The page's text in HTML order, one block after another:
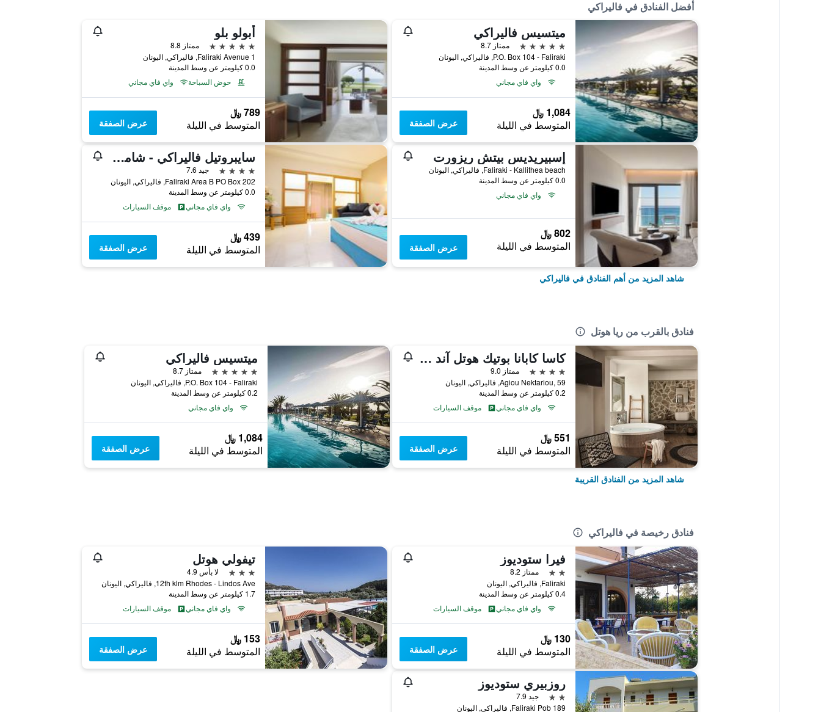
أفضل الفنادق في فاليراكي
ميتسيس فاليراكي
5 نجوم
ممتاز 8.7
P.O. Box 104 - Faliraki, فاليراكي, اليونان
0.0 كيلومتر عن وسط المدينة
واي فاي مجاني
1,084 ﷼
المتوسط في الليلة عرض الصفقة
أبولو بلو
5 نجوم
ممتاز 8.8
Faliraki Avenue 1, فاليراكي, اليونان
0.0 كيلومتر عن وسط المدينة
حوض السباحة
واي فاي مجاني
789 ﷼
المتوسط في الليلة عرض الصفقة
إسبيريديس بيتش ريزورت
Faliraki - Kallithea beach, فاليراكي, اليونان
0.0 كيلومتر عن وسط المدينة
واي فاي مجاني
802 ﷼
المتوسط في الليلة عرض الصفقة
سايبروتيل فاليراكي - شامل جميع الخدمات
4 نجوم
جيد 7.6
Faliraki Area B PO Box 202, فاليراكي, اليونان
0.0 كيلومتر عن وسط المدينة
واي فاي مجاني
موقف السيارات
439 ﷼
المتوسط في الليلة عرض الصفقة
شاهد المزيد من أهم الفنادق في فاليراكي
فنادق بالقرب من ريا هوتل
كاسا كابانا بوتيك هوتل آند سبا - لبالغين فقط
4 نجوم
ممتاز 9.0
Agiou Nektariou, 59, فاليراكي, اليونان
0.2 كيلومتر عن وسط المدينة
واي فاي مجاني
موقف السيارات
551 ﷼
المتوسط في الليلة عرض الصفقة
ميتسيس فاليراكي
5 نجوم
ممتاز 8.7
P.O. Box 104 - Faliraki, فاليراكي, اليونان
0.2 كيلومتر عن وسط المدينة
واي فاي مجاني
1,084 ﷼
المتوسط في الليلة عرض الصفقة
شاهد المزيد من الفنادق القريبة
فنادق رخيصة في فاليراكي
فيرا ستوديوز
2 نجمتين
ممتاز 8.2
Faliraki, فاليراكي, اليونان
0.4 كيلومتر عن وسط المدينة
واي فاي مجاني
موقف السيارات
130 ﷼
المتوسط في الليلة عرض الصفقة
تيفولي هوتل
3 نجوم
لا بأس 4.9
12th klm Rhodes - Lindos Ave, فاليراكي, اليونان
1.7 كيلومتر عن وسط المدينة
واي فاي مجاني
موقف السيارات
153 ﷼
المتوسط في الليلة عرض الصفقة
روزبيري ستوديوز
2 نجمتين
جيد 7.9
Faliraki Pob 189, فاليراكي, اليونان